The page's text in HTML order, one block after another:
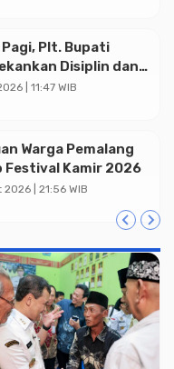
Plt. Bupati
Disiplin dan
untuk Pelayanan
| 11:47 WIB
Warga Pemalang
Festival Kamir 2026
| 21:56 WIB